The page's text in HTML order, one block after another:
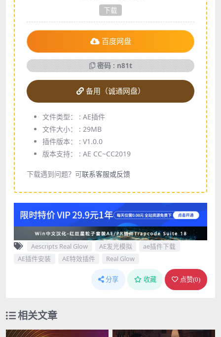
下载
百度网盘
密码 : n81t
备用（诚通网盘）
文件类型： : AE插件
文件大小： : 29MB
插件版本： : V1.0.0
版本支持： : AE CC~CC2019
下载遇到问题？可联系客服或反馈
Aescripts Real Glow AE发光模拟
ae插件下载
AE插件安装
AE特效插件 Real Glow
分享 收藏 点赞(0)
相关文章